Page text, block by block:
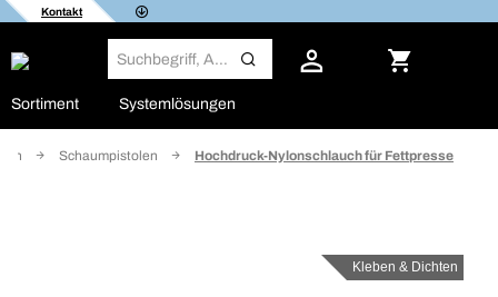
Kontakt
Sortiment Systemlösungen
Schaumpistolen Hochdruck-Nylonschlauch für Fettpresse
Kleben & Dichten